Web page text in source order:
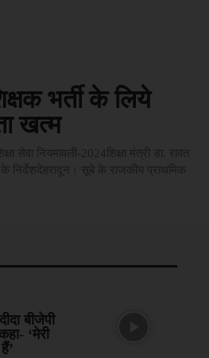
भर्ती के लिये
खत्म
बीजेपी
‘मेरी